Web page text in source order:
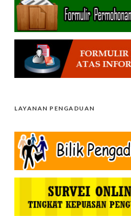
LAYANAN PENGADUAN